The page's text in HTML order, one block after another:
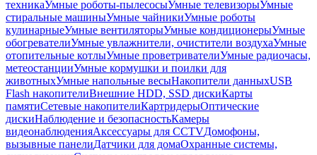
техникаУмные роботы-пылесосыУмные телевизорыУмные
стиральные машиныУмные чайникиУмные роботы
кулинарныеУмные вентиляторыУмные кондиционерыУмные
обогревателиУмные увлажнители, очистители воздухаУмные
отопительные котлыУмные проветривателиУмные радиочасы,
метеостанцииУмные кормушки и поилки для
животныхУмные напольные весыНакопители данныхUSB
Flash накопителиВнешние HDD, SSD дискиКарты
памятиСетевые накопителиКартридерыОптические
дискиНаблюдение и безопасностьКамеры
видеонаблюденияАксессуары для CCTVДомофоны,
вызывные панелиДатчики для домаОхранные системы,